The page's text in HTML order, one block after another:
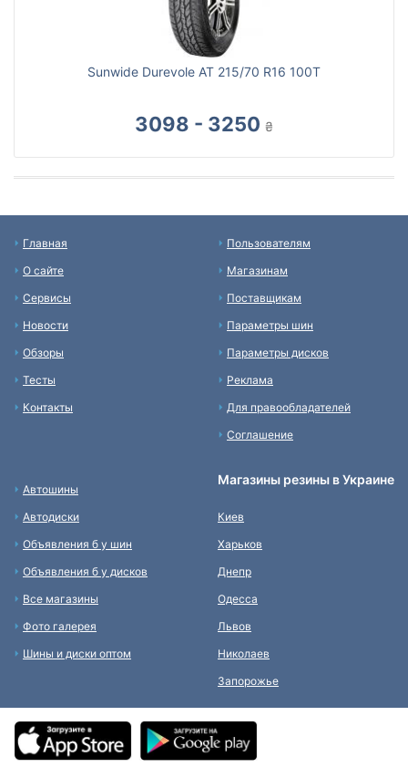
Sunwide Durevole AT 215/70 R16 100T
3098 - 3250 ₴
Главная
О сайте
Сервисы
Новости
Обзоры
Тесты
Контакты
Пользователям
Магазинам
Поставщикам
Параметры шин
Параметры дисков
Реклама
Для правообладателей
Соглашение
Автошины
Автодиски
Объявления б у шин
Объявления б у дисков
Все магазины
Фото галерея
Шины и диски оптом
Магазины резины в Украине
Киев
Харьков
Днепр
Одесса
Львов
Николаев
Запорожье